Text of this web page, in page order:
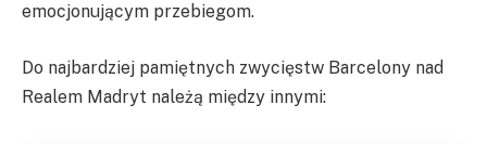
emocjonującym przebiegom.
Do najbardziej pamiętnych zwycięstw Barcelony nad
Realem Madryt należą między innymi: